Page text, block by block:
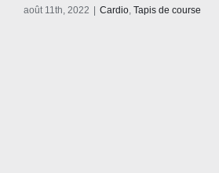
août 11th, 2022 Cardio, Tapis de course